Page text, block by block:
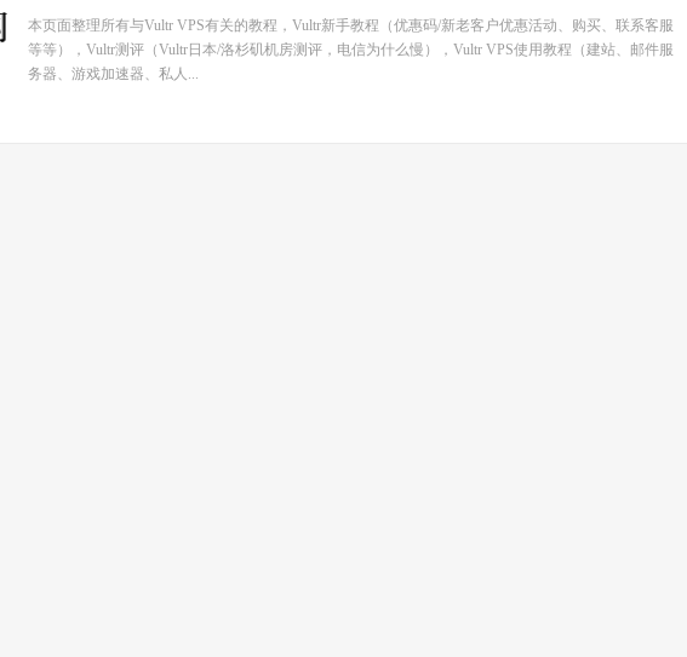
本页面整理所有与Vultr VPS有关的教程，Vultr新手教程（优惠码/新老客户优惠活动、购买、联系客服
等等），Vultr测评（Vultr日本/洛杉矶机房测评，电信为什么慢），Vultr VPS使用教程（建站、邮件服
务器、游戏加速器、私人...